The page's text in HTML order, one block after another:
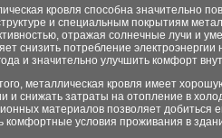
кровля способна значительно
и специальным покрытиям
отражая солнечные лучи и
снизить потребление
и значительно улучшить комфорт
металлическая кровля имеет
и снижать затраты на отопление в
материалов позволяет добиться
комфортные условия проживания в